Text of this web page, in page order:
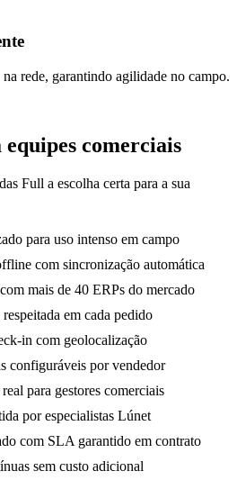
rede, garantindo agilidade no campo.
comerciais
Full a escolha certa para a sua
para uso intenso em campo
com sincronização automática
mais de 40 ERPs do mercado
em cada pedido
in com geolocalização
configuráveis por vendedor
para gestores comerciais
por especialistas Lúnet
com SLA garantido em contrato
sem custo adicional